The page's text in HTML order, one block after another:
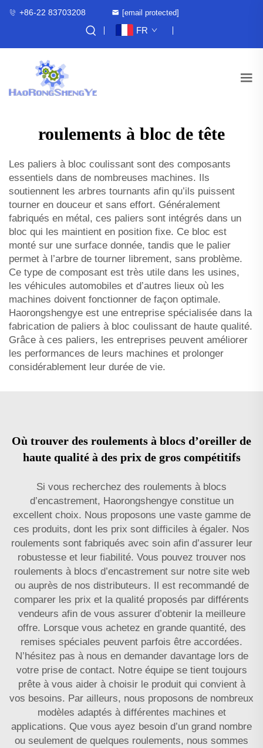
+86-22 83703208 [email protected]
FR
roulements à bloc de tête
Les paliers à bloc coulissant sont des composants
essentiels dans de nombreuses machines. Ils
soutiennent les arbres tournants afin qu’ils puissent
tourner en douceur et sans effort. Généralement
fabriqués en métal, ces paliers sont intégrés dans un
bloc qui les maintient en position fixe. Ce bloc est
monté sur une surface donnée, tandis que le palier
permet à l’arbre de tourner librement, sans problème.
Ce type de composant est très utile dans les usines,
les véhicules automobiles et d’autres lieux où les
machines doivent fonctionner de façon optimale.
Haorongshengye est une entreprise spécialisée dans la
fabrication de paliers à bloc coulissant de haute qualité.
Grâce à ces paliers, les entreprises peuvent améliorer
les performances de leurs machines et prolonger
considérablement leur durée de vie.
Où trouver des roulements à blocs d’oreiller de
haute qualité à des prix de gros compétitifs
Si vous recherchez des roulements à blocs
d’encastrement, Haorongshengye constitue un
excellent choix. Nous proposons une vaste gamme de
ces produits, dont les prix sont difficiles à égaler. Nos
roulements sont fabriqués avec soin afin d’assurer leur
robustesse et leur fiabilité. Vous pouvez trouver nos
roulements à blocs d’encastrement sur notre site web
ou auprès de nos distributeurs. Il est recommandé de
comparer les prix et la qualité proposés par différents
vendeurs afin de vous assurer d’obtenir la meilleure
offre. Lorsque vous achetez en grande quantité, des
remises spéciales peuvent parfois être accordées.
N’hésitez pas à nous en demander davantage lors de
votre prise de contact. Notre équipe se tient toujours
prête à vous aider à choisir le produit qui convient à
vos besoins. Par ailleurs, nous proposons de nombreux
modèles adaptés à différentes machines et
applications. Que vous ayez besoin d’un grand nombre
ou seulement de quelques roulements, nous sommes